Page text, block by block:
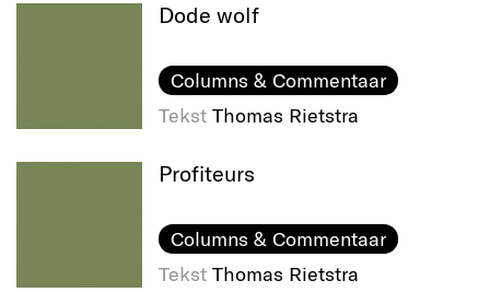
Dode wolf
Columns & Commentaar
Tekst Thomas Rietstra
Profiteurs
Columns & Commentaar
Tekst Thomas Rietstra